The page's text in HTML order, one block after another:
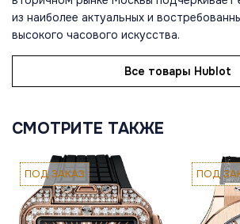
из наиболее актуальных и
высокого часового искусства.
Все товары Hublot
СМОТРИТЕ ТАКЖЕ
ПОД ЗАКАЗ ПОД